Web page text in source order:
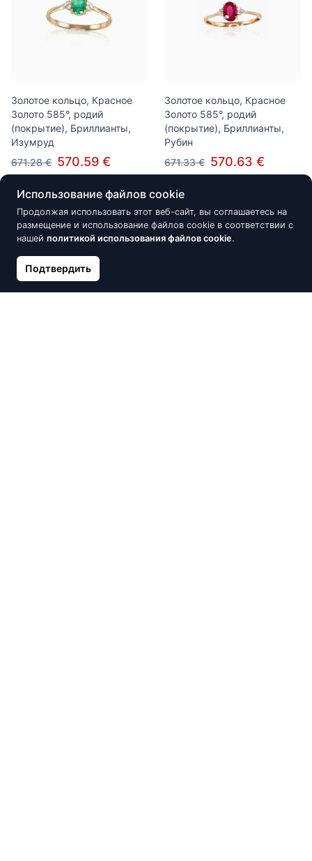
Золотое кольцо, Красное
Золото 585°, родий
(покрытие), Бриллианты,
Изумруд
671.28 € 570.59 €
Золотое кольцо, Красное
Золото 585°, родий
(покрытие), Бриллианты,
Рубин
671.33 € 570.63 €
Скидка -15% Скидка -10%
Использование файлов cookie
Продолжая использовать этот веб-сайт, вы соглашаетесь на
размещение и использование файлов cookie в соответствии с
нашей политикой использования файлов cookie.
Подтвердить